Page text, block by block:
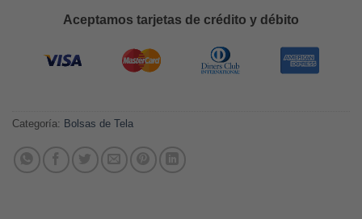
Aceptamos tarjetas de crédito y débito
Categoría: Bolsas de Tela